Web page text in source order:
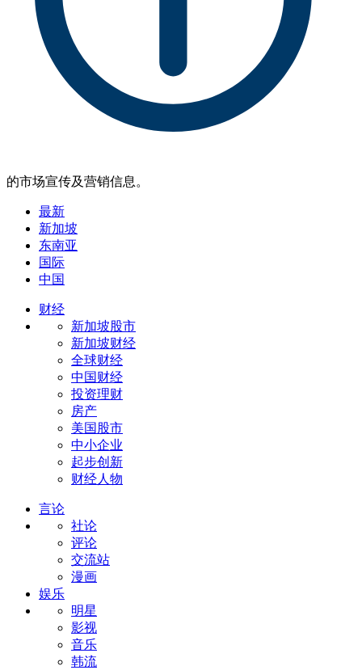
的市场宣传及营销信息。
最新
新加坡
东南亚
国际
中国
财经
新加坡股市
新加坡财经
全球财经
中国财经
投资理财
房产
美国股市
中小企业
起步创新
财经人物
言论
社论
评论
交流站
漫画
娱乐
明星
影视
音乐
韩流